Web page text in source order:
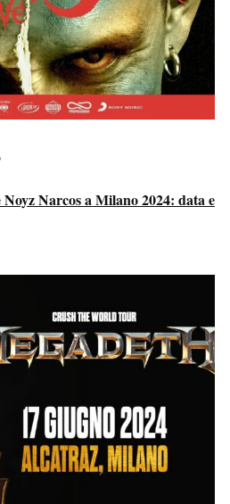
Noyz Narcos a Milano 2024: data e